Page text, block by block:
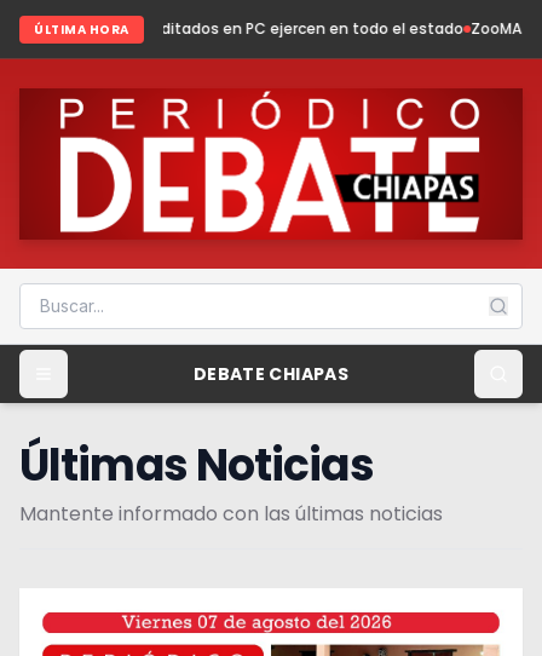
ÚLTIMA HORA
en PC ejercen en todo el estado ZooMAT evoluciona:
DEBATE CHIAPAS
Últimas Noticias
Mantente informado con las últimas noticias